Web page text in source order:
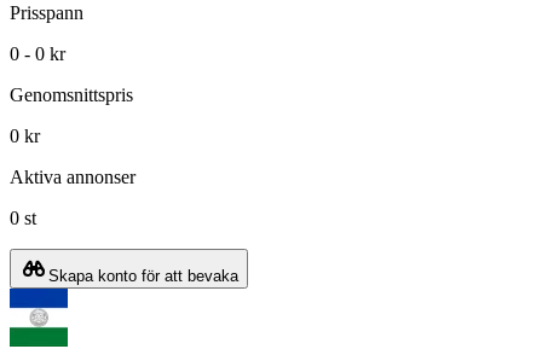
Prisspann
0 - 0 kr
Genomsnittspris
0 kr
Aktiva annonser
0 st
Skapa konto för att bevaka